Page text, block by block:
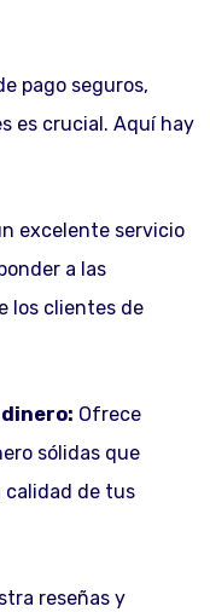
pago seguros,
es crucial. Aquí hay
excelente servicio
a las
los clientes de
Ofrece
sólidas que
calidad de tus
reseñas y